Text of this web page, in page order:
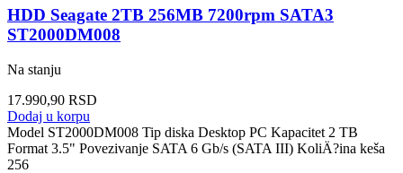
HDD Seagate 2TB 256MB 7200rpm SATA3
ST2000DM008
Na stanju
17.990,90 RSD
Dodaj u korpu
Model ST2000DM008 Tip diska Desktop PC Kapacitet 2 TB
Format 3.5" Povezivanje SATA 6 Gb/s (SATA III) KoliÄ?ina keša
256